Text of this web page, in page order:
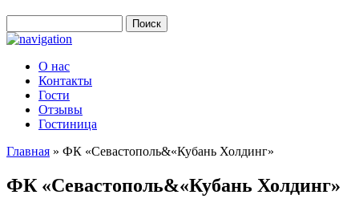
Форма поиска
О нас
Контакты
Гости
Отзывы
Гостиница
Главная » ФК «Севастополь&«Кубань Холдинг»
ФК «Севастополь&«Кубань Холдинг»